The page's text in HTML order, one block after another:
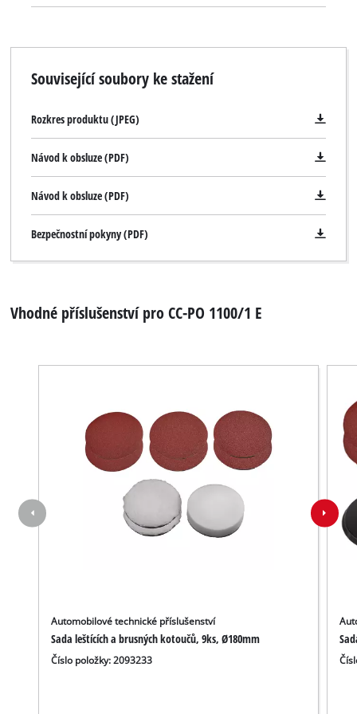
K načtení služby Google Maps
Související soubory ke stažení
Rozkres produktu (JPEG)
Návod k obsluze (PDF)
Návod k obsluze (PDF)
Bezpečnostní pokyny (PDF)
Vhodné příslušenství pro CC-PO 1100/1 E
Automobilové technické příslušenství
Sada leštících a brusných kotoučů, 9ks, Ø180mm
Číslo položky: 2093233